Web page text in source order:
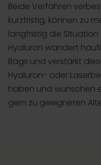
Beide Verfahren
kurzfristig, können zu
langfristig die
Hyaluron wandert
Bags und verstärkt
Hyaluron- oder
haben und wünschen
gern zu geeigneten